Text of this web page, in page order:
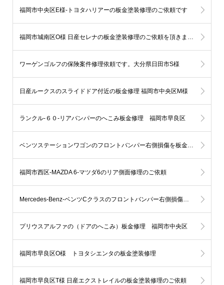
福岡市中央区E様-トヨタハリアーの板金塗装修理のご依頼です
福岡市城南区O様 日産セレナの板金塗装修理のご依頼を頂きました
ワーゲンゴルフの保険案件修理依頼です。大分県日田市S様
日産ルークスのスライドドア付近の板金修理 福岡市中央区M様
ランクル-６０-リアバンパーのへこみ板金修理 福岡市早良区
ベンツステーションワゴンのフロントバンパー右側損傷を板金塗装（ポールに接触） 福岡市博多区H様
福岡市西区-MAZDA 6-マツダ6のリア側面修理のご依頼
Mercedes-Benz-ベンツCクラスのフロントバンパー右側損傷を板金塗装にて修理 福岡市中央区I様
プリウスアルファの（ドアのへこみ）板金修理 福岡市中央区
福岡市早良区O様 トヨタシエンタの板金塗装修理
福岡市早良区T様 日産エクストレイルの板金塗装修理のご依頼